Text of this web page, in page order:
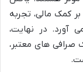
کمک مالی، تجربه
آورد. در نهایت،
صرافی های معتبر،